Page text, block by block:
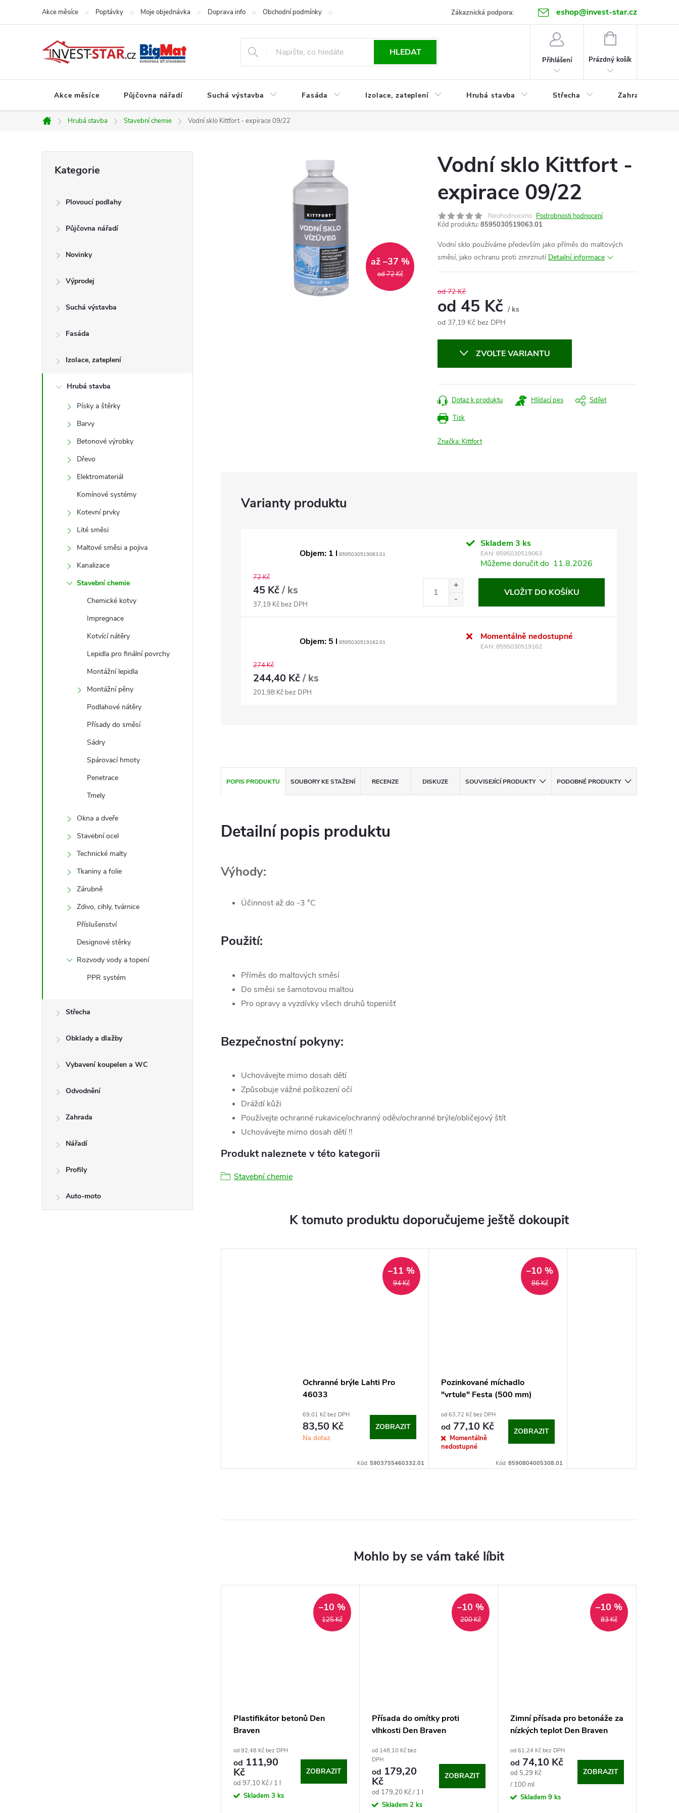
Zákaznická podpora: eshop@invest-star.cz
Akce měsíce Poptávky Moje objednávka Doprava info Obchodní podmínky Kontakt
HLEDAT
Přihlášení
NÁKUPNÍ
Prázdný košík
Akce měsíce Půjčovna nářadí Suchá výstavba Fasáda Izolace, zateplení Hrubá stavba Střecha Zahrada
Domů
Hrubá stavba Stavební chemie Vodní sklo Kittfort - expirace 09/22
kategorie
Kategorie
Plovoucí podlahy
Půjčovna nářadí
Novinky
Výprodej
Suchá výstavba
Fasáda
Izolace, zateplení
Hrubá stavba
Písky a štěrky
Barvy
Betonové výrobky
Dřevo
Elektromateriál
Komínové systémy
Kotevní prvky
Lité směsi
Maltové směsi a pojiva
Kanalizace
Stavební chemie
Chemické kotvy
Impregnace
Kotvící nátěry
Lepidla pro finální povrchy
Montážní lepidla
Montážní pěny
Podlahové nátěry
Přísady do směsí
Sádry
Spárovací hmoty
Penetrace
Tmely
Okna a dveře
Stavební ocel
Technické malty
Tkaniny a folie
Zárubně
Zdivo, cihly, tvárnice
Příslušenství
Designové stěrky
Rozvody vody a topení
PPR systém
Střecha
Obklady a dlažby
Vybavení koupelen a WC
Odvodnění
Zahrada
Nářadí
Profily
Auto-moto
od 72 Kč
až –37 %
Vodní sklo Kittfort -
expirace 09/22
Neohodnoceno Podrobnosti hodnocení
Kód produktu: 8595030519063.01
Vodní sklo používáme především jako příměs do maltových
směsí, jako ochranu proti zmrznutí Detailní informace
od 72 Kč
od 45 Kč / ks
od 37,19 Kč bez DPH
ZVOLTE VARIANTU
Tisk
Dotaz k produktu Hlídací pes Sdílet
Značka: Kittfort
Objem: 1 l 8595030519063.01
Skladem3 ks
EAN: 8595030519063
Můžeme doručit do 11.8.2026
72 Kč
45 Kč/ ks
37,19 Kč bez DPH
VLOŽIT DO KOŠÍKU
Objem: 5 l 8595030519162.01
Momentálně nedostupné
EAN: 8595030519162
274 Kč
244,40 Kč/ ks
201,98 Kč bez DPH
POPIS PRODUKTU SOUBORY KE STAŽENÍ RECENZE DISKUZE SOUVISEJÍCÍ PRODUKTY PODOBNÉ PRODUKTY
Detailní popis produktu
Výhody:
Účinnost až do -3 °C
Použití:
Příměs do maltových směsí
Do směsi se šamotovou maltou
Pro opravy a vyzdívky všech druhů topenišť
Bezpečnostní pokyny:
Uchovávejte mimo dosah dětí
Způsobuje vážné poškození očí
Dráždí kůži
Používejte ochranné rukavice/ochranný oděv/ochranné brýle/obličejový štít
Uchovávejte mimo dosah dětí !!
Produkt naleznete v této kategorii
Stavební chemie
K tomuto produktu doporučujeme ještě dokoupit
94 Kč
–11 %
Ochranné brýle Lahti Pro
46033
69,01 Kč bez DPH
83,50 Kč
Na dotaz
ZOBRAZIT
Kód: 5903755460332.01
86 Kč
–10 %
Pozinkované míchadlo
"vrtule" Festa (500 mm)
od 63,72 Kč bez DPH
od 77,10 Kč
Momentálně
nedostupné
ZOBRAZIT
Kód: 8590804005308.01
125 Kč
–10 %
Plastifikátor betonů Den
Braven
od 92,48 Kč bez DPH
od 111,90
Kč
Měrná
cena:
od 97,10 Kč / 1 l
Skladem 3 ks
ZOBRAZIT
200 Kč
–10 %
Přísada do omítky proti
vlhkosti Den Braven
od 148,10 Kč bez
DPH
od 179,20
Kč
Měrná
cena:
od 179,20 Kč / 1 l
Skladem 2 ks
ZOBRAZIT
83 Kč
–10 %
Zimní přísada pro betonáže za
nízkých teplot Den Braven
od 61,24 Kč bez DPH
od 74,10 Kč
Měrná
cena:
od 5,29 Kč
/ 100 ml
Skladem 9 ks
ZOBRAZIT